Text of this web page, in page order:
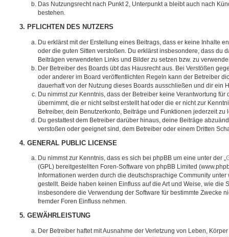
Das Nutzungsrecht nach Punkt 2, Unterpunkt a bleibt auch nach
bestehen.
3. PFLICHTEN DES NUTZERS
Du erklärst mit der Erstellung eines Beitrags, dass er keine Inhalte
oder die guten Sitten verstoßen. Du erklärst insbesondere, dass du
Beiträgen verwendeten Links und Bilder zu setzen bzw. zu
Der Betreiber des Boards übt das Hausrecht aus. Bei Verstößen
oder anderer im Board veröffentlichten Regeln kann der Betreiber
dauerhaft von der Nutzung dieses Boards ausschließen und dir ein
Du nimmst zur Kenntnis, dass der Betreiber keine Verantwortung für
übernimmt, die er nicht selbst erstellt hat oder die er nicht zur
Betreiber, dein Benutzerkonto, Beiträge und Funktionen jederzeit zu
Du gestattest dem Betreiber darüber hinaus, deine Beiträge
verstoßen oder geeignet sind, dem Betreiber oder einem Dritten
4. GENERAL PUBLIC LICENSE
Du nimmst zur Kenntnis, dass es sich bei phpBB um eine unter der „
(GPL) bereitgestellten Foren-Software von phpBB Limited
Informationen werden durch die deutschsprachige Community
gestellt. Beide haben keinen Einfluss auf die Art und Weise, wie die
insbesondere die Verwendung der Software für bestimmte Zwecke
fremder Foren Einfluss nehmen.
5. GEWÄHRLEISTUNG
Der Betreiber haftet mit Ausnahme der Verletzung von Leben,